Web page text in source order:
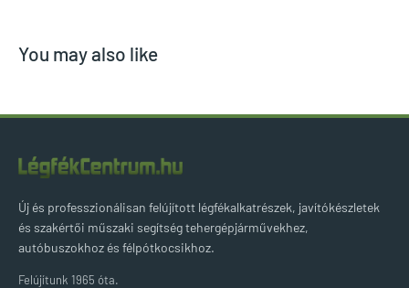
You may also like
Új és professzionálisan felújított légfékalkatrészek, javítókészletek
és szakértői műszaki segítség tehergépjárművekhez,
autóbuszokhoz és félpótkocsikhoz.
Felújítunk 1965 óta.